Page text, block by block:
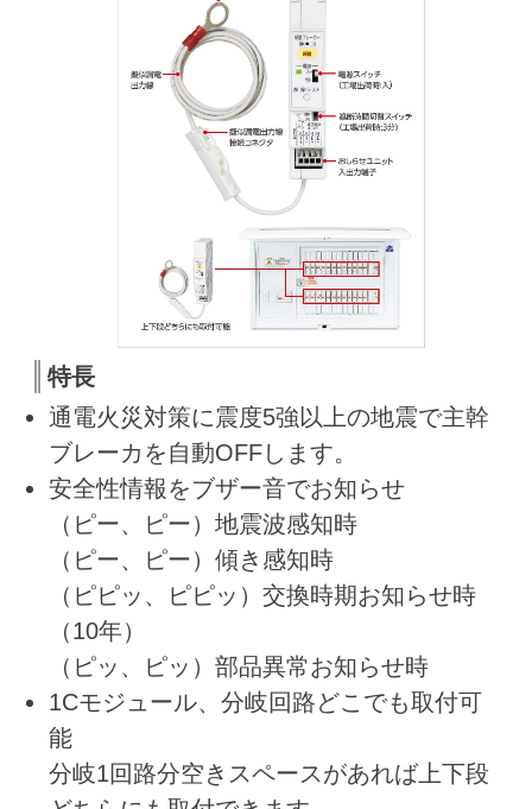
特長
通電火災対策に震度5強以上の地震で主幹
ブレーカを自動OFFします。
安全性情報をブザー音でお知らせ
（ピー、ピー）地震波感知時
（ピー、ピー）傾き感知時
（ピピッ、ピピッ）交換時期お知らせ時
（10年）
（ピッ、ピッ）部品異常お知らせ時
1Cモジュール、分岐回路どこでも取付可
能
分岐1回路分空きスペースがあれば上下段